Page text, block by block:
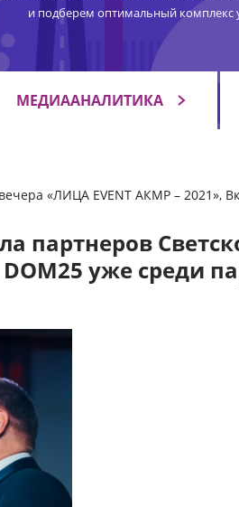
и подберем оптимальный комплекс
МЕДИААНАЛИТИКА
«ЛИЦА EVENT АКМР – 2021»,
партнеров
уже среди